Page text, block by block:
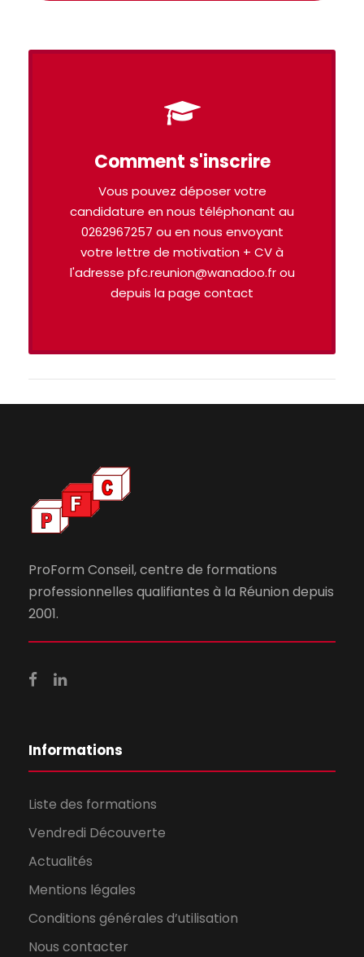
Comment s'inscrire
Vous pouvez déposer votre
candidature en nous téléphonant au
0262967257 ou en nous envoyant
votre lettre de motivation + CV à
l'adresse pfc.reunion@wanadoo.fr ou
depuis la page contact
ProForm Conseil, centre de formations
professionnelles qualifiantes à la Réunion depuis
2001.
Informations
Liste des formations
Vendredi Découverte
Actualités
Mentions légales
Conditions générales d’utilisation
Nous contacter